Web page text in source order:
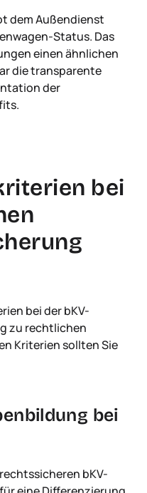
dem Außendienst
Status. Das
einen ähnlichen
die transparente
der
bei
bei der bKV-
zu rechtlichen
Kriterien sollten Sie
bei
bKV-